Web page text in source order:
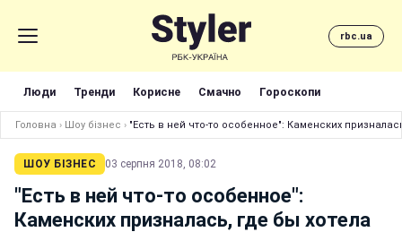
rbc.ua
Люди Тренди Корисне Смачно Гороскопи
Головна › Шоу бізнес › "Есть в ней что-то особенное": Каменских
ШОУ БІЗНЕС 03 серпня 2018, 08:02
"Есть в ней что-то особенное":
Каменских призналась, где бы хотела